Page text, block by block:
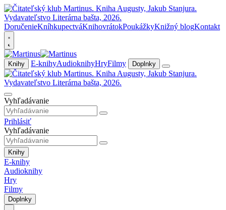
DoručenieKníhkupectváKnihovrátokPoukážkyKnižný blogKontakt
Knihy E-knihyAudioknihyHryFilmy Doplnky
Vyhľadávanie
Prihlásiť
Vyhľadávanie
Knihy
E-knihy
Audioknihy
Hry
Filmy
Doplnky